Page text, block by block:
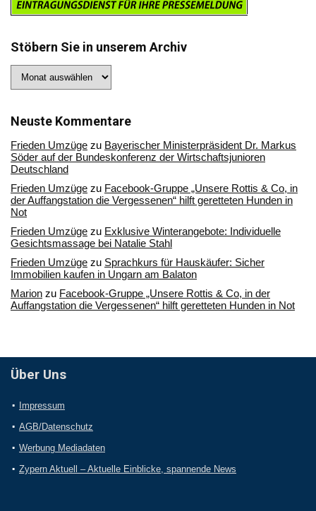
Stöbern Sie in unserem Archiv
Sie
Archiv
Neuste Kommentare
Frieden Umzüge zu Bayerischer Ministerpräsident Dr. Markus
Söder auf der Bundeskonferenz der Wirtschaftsjunioren
Deutschland
Frieden Umzüge zu Facebook-Gruppe „Unsere Rottis & Co, in
der Auffangstation die Vergessenen“ hilft geretteten Hunden in
Not
Frieden Umzüge zu Exklusive Winterangebote: Individuelle
Gesichtsmassage bei Natalie Stahl
Frieden Umzüge zu Sprachkurs für Hauskäufer: Sicher
Immobilien kaufen in Ungarn am Balaton
Marion zu Facebook-Gruppe „Unsere Rottis & Co, in der
Auffangstation die Vergessenen“ hilft geretteten Hunden in Not
Über Uns
Impressum
AGB/Datenschutz
Werbung Mediadaten
Zypern Aktuell – Aktuelle Einblicke, spannende News